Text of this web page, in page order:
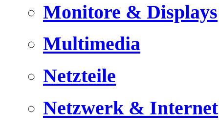
Monitore & Displays
Multimedia
Netzteile
Netzwerk & Internet